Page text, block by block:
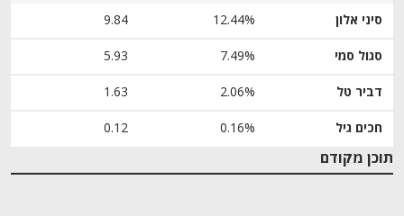
תוכן מקודם
סיני אלון
12.44%
9.84
סגול סמי 7.49%
5.93
דביר טל 2.06%
1.63
חכים גיל 0.16%
0.12